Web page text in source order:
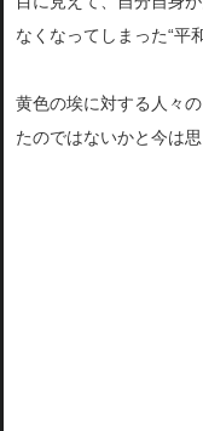
なくなってしまった“平
黄色の埃に対する人々
たのではないかと今は思